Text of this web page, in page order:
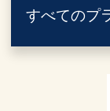
すべてのプ